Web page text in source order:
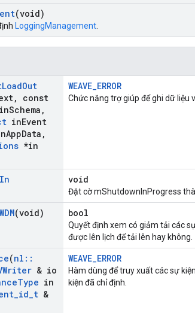
(void)
LoggingManagement
LoadOut
,
const
Schema ,
inEvent
AppData ,
*in
WEAVE_ERROR
Chức năng trợ giúp để ghi dữ liệu
In
void
Đặt cờ mShutdownInProgress
WDM(void) bool
Quyết định xem có giảm tải các
được lên lịch để tải lên hay không.
(nl ::
& io
Type in
_id_t &
WEAVE_ERROR
Hàm dùng để truy xuất các sự
kiện đã chỉ định.